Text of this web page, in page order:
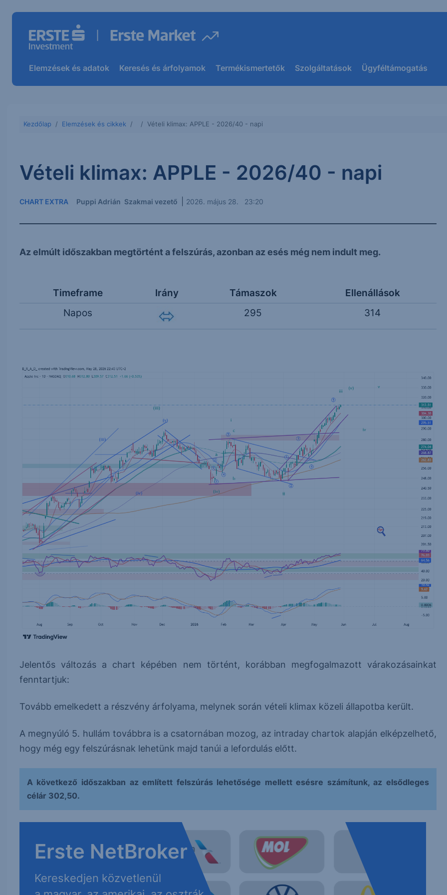
Elemzések és adatok Keresés és árfolyamok Termékismertetők Szolgáltatások Ügyféltámogatás
Kezdőlap Elemzések és cikkek Vételi klimax: APPLE - 2026/40 - napi
Vételi klimax: APPLE - 2026/40 - napi
CHART EXTRA Puppi Adrián Szakmai vezető 2026. május 28. 23:20
Az elmúlt időszakban megtörtént a felszúrás, azonban az esés még nem indult meg.
Timeframe Irány Támaszok
Ellenállások
Napos
295 314
Jelentős változás a chart képében nem történt, korábban megfogalmazott várakozásainkat
fenntartjuk:
Tovább emelkedett a részvény árfolyama, melynek során vételi klimax közeli állapotba került.
A megnyúló 5. hullám továbbra is a csatornában mozog, az intraday chartok alapján elképzelhető,
hogy még egy felszúrásnak lehetünk majd tanúi a lefordulás előtt.
A következő időszakban az említett felszúrás lehetősége mellett esésre számítunk, az elsődleges
célár 302,50.
Erste NetBroker
Kereskedjen közvetlenül